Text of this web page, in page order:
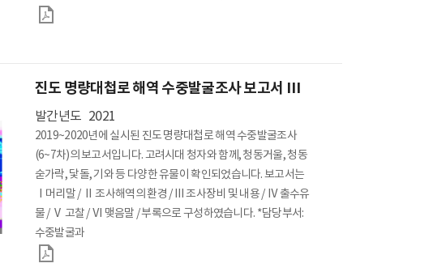
태안해양유물전시관 교육
우리배 용어사전 전자도서관 고려도기 DB
세기로 추정됩니다. 보령 삽시도 해역 출수유물은 강진 지역에서
진도 명량대첩로 해역 수중발굴조사 보고서 Ⅲ
발간년도 2021
2019~2020년에 실시된 진도 명량대첩로 해역 수중발굴조사
(6~7차)의 보고서입니다. 고려시대 청자와 함께, 청동거울, 청동
숟가락, 닻돌, 기와 등 다양한 유물이 확인되었습니다. 보고서는
Ⅰ머리말 / Ⅱ 조사해역의 환경 / Ⅲ 조사장비 및 내용 / Ⅳ 출수유
물 / Ⅴ 고찰 / Ⅵ 맺음말 / 부록으로 구성하였습니다. *담당부서:
수중발굴과